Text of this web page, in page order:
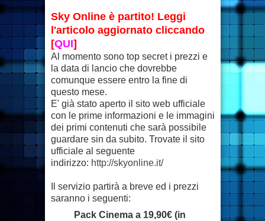
Sky Online è partito! Leggi
l'articolo aggiornato cliccando
[QUI]
Al momento sono top secret i prezzi e
la data di lancio che dovrebbe
comunque essere entro la fine di
questo mese.
E' già stato aperto il sito web ufficiale
con le prime informazioni e le immagini
dei primi contenuti che sarà possibile
guardare sin da subito. Trovate il sito
ufficiale al seguente
indirizzo: http://skyonline.it/
Il servizio partirà a breve ed i prezzi
saranno i seguenti:
Pack Cinema a 19,90€ (in